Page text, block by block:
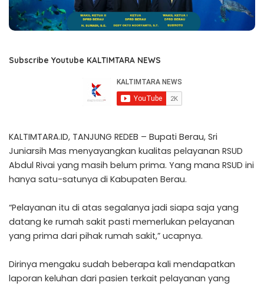
Subscribe Youtube KALTIMTARA NEWS
KALTIMTARA.ID, TANJUNG REDEB – Bupati Berau, Sri
Juniarsih Mas menyayangkan kualitas pelayanan RSUD
Abdul Rivai yang masih belum prima. Yang mana RSUD ini
hanya satu-satunya di Kabupaten Berau.
“Pelayanan itu di atas segalanya jadi siapa saja yang
datang ke rumah sakit pasti memerlukan pelayanan
yang prima dari pihak rumah sakit,” ucapnya.
Dirinya mengaku sudah beberapa kali mendapatkan
laporan keluhan dari pasien terkait pelayanan yang